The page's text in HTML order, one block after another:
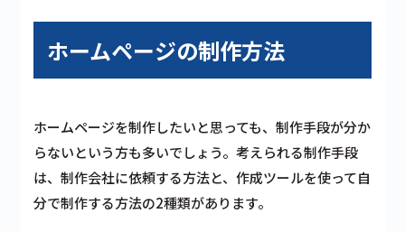
ホームページの制作方法
ホームページを制作したいと思っても、制作手段が分か
らないという方も多いでしょう。考えられる制作手段
は、制作会社に依頼する方法と、作成ツールを使って自
分で制作する方法の2種類があります。